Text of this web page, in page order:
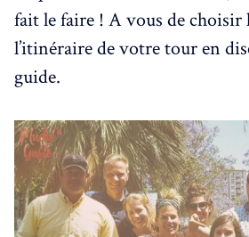
fait le faire ! A vous de choisir
l’itinéraire de votre tour en
guide.